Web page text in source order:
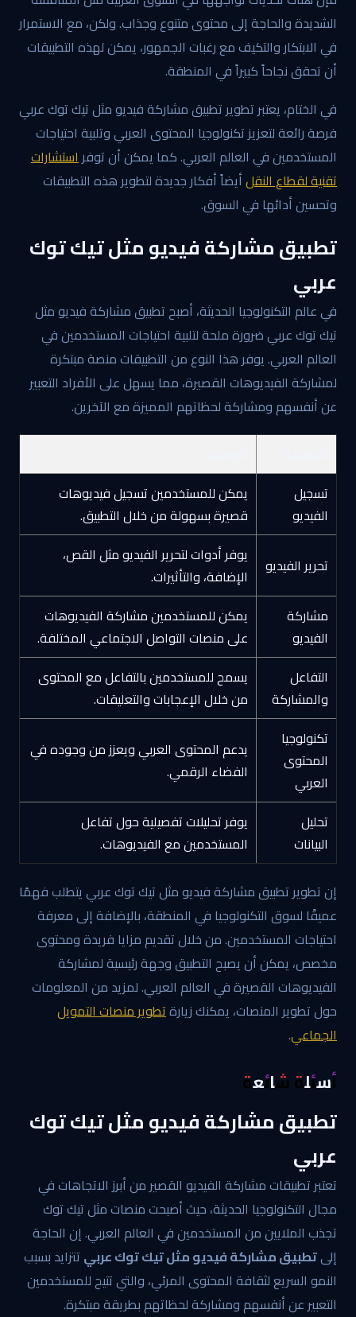
الشديدة والحاجة إلى محتوى متنوع وجذاب. ولكن، مع الاستمرار
في الابتكار والتكيف مع رغبات الجمهور، يمكن لهذه التطبيقات
أن تحقق نجاحاً كبيراً في المنطقة.
في الختام، يعتبر تطوير تطبيق مشاركة فيديو مثل تيك توك عربي
فرصة رائعة لتعزيز تكنولوجيا المحتوى العربي وتلبية احتياجات
المستخدمين في العالم العربي. كما يمكن أن توفراستشارات
تقنية لقطاع النقلأيضاً أفكار جديدة لتطوير هذه التطبيقات
وتحسين أدائها في السوق.
تطبيق مشاركة فيديو مثل تيك توك
عربي
في عالم التكنولوجيا الحديثة، أصبح تطبيق مشاركة فيديو مثل
تيك توك عربي ضرورة ملحة لتلبية احتياجات المستخدمين في
العالم العربي. يوفر هذا النوع من التطبيقات منصة مبتكرة
لمشاركة الفيديوهات القصيرة، مما يسهل على الأفراد التعبير
عن أنفسهم ومشاركة لحظاتهم المميزة مع الآخرين.
تسجيل
الفيديو
يمكن للمستخدمين تسجيل فيديوهات
قصيرة بسهولة من خلال التطبيق.
تحرير الفيديو
يوفر أدوات لتحرير الفيديو مثل القص،
الإضافة، والتأثيرات.
مشاركة
الفيديو
يمكن للمستخدمين مشاركة الفيديوهات
على منصات التواصل الاجتماعي المختلفة.
التفاعل
والمشاركة
يسمح للمستخدمين بالتفاعل مع المحتوى
من خلال الإعجابات والتعليقات.
تكنولوجيا
المحتوى
العربي
يدعم المحتوى العربي ويعزز من وجوده في
الفضاء الرقمي.
تحليل
البيانات
يوفر تحليلات تفصيلية حول تفاعل
المستخدمين مع الفيديوهات.
إن تطوير تطبيق مشاركة فيديو مثل تيك توك عربي يتطلب فهمًا
عميقًا لسوق التكنولوجيا في المنطقة، بالإضافة إلى معرفة
احتياجات المستخدمين. من خلال تقديم مزايا فريدة ومحتوى
مخصص، يمكن أن يصبح التطبيق وجهة رئيسية لمشاركة
الفيديوهات القصيرة في العالم العربي. لمزيد من المعلومات
حول تطوير المنصات، يمكنك زيارةتطوير منصات التمويل
الجماعي.
أسئلة شائعة
تطبيق مشاركة فيديو مثل تيك توك
عربي
تعتبر تطبيقات مشاركة الفيديو القصير من أبرز الاتجاهات في
مجال التكنولوجيا الحديثة، حيث أصبحت منصات مثل تيك توك
تجذب الملايين من المستخدمين في العالم العربي. إن الحاجة
إلىتطبيق مشاركة فيديو مثل تيك توك عربي تتزايد بسبب
النمو السريع لثقافة المحتوى المرئي، والتي تتيح للمستخدمين
التعبير عن أنفسهم ومشاركة لحظاتهم بطريقة مبتكرة.